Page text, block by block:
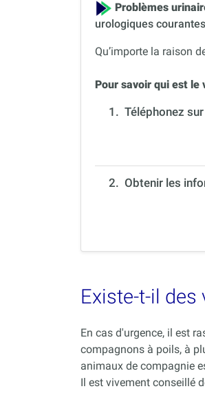
Problèmes
urologiques
Qu’importe la raison
Pour savoir qui est
1. Téléphonez
2. Obtenir les
Existe-t-il des
En cas d'urgence, il est
compagnons à poils, à
animaux de compagnie
Il est vivement conseillé